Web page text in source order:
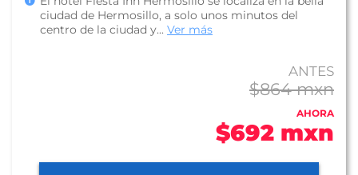
ciudad de Hermosillo, a solo unos minutos del
centro de la ciudad y... Ver más
ANTES
$864 mxn
AHORA
$692 mxn